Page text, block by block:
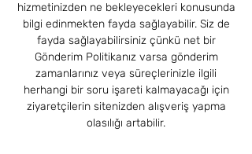
hizmetinizden ne bekleyecekleri konusunda
bilgi edinmekten fayda sağlayabilir. Siz de
fayda sağlayabilirsiniz çünkü net bir
Gönderim Politikanız varsa gönderim
zamanlarınız veya süreçlerinizle ilgili
herhangi bir soru işareti kalmayacağı için
ziyaretçilerin sitenizden alışveriş yapma
olasılığı artabilir.